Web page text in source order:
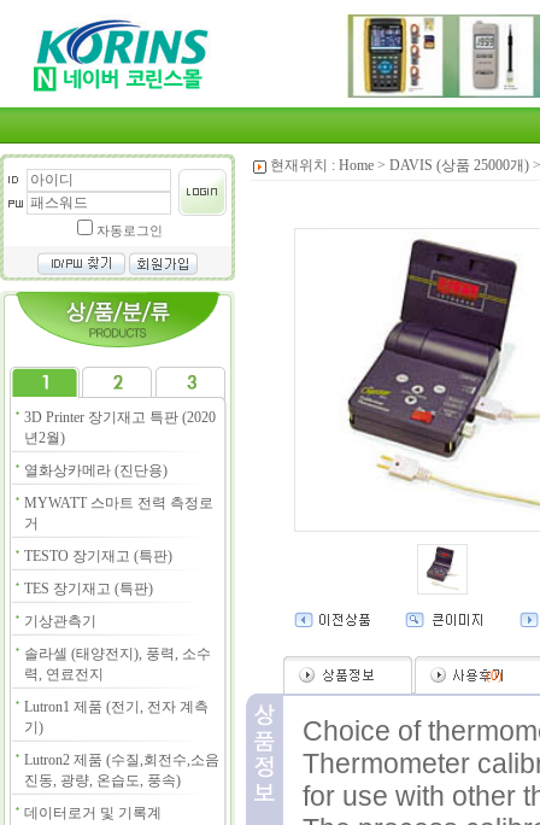
자동로그인
3D Printer 장기재고 특판 (2020
년2월)
열화상카메라 (진단용)
MYWATT 스마트 전력 측정로
거
TESTO 장기재고 (특판)
TES 장기재고 (특판)
기상관측기
솔라셀 (태양전지), 풍력, 소수
력, 연료전지
Lutron1 제품 (전기, 전자 계측
기)
Lutron2 제품 (수질,회전수,소음
진동, 광량, 온습도, 풍속)
데이터로거 및 기록계
현재위치 : Home > DAVIS (상품 25000개)
(0)
Choice of
Thermometer
for use with other